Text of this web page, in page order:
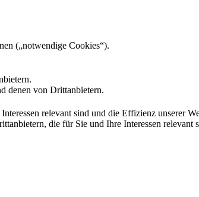
(„notwendige Cookies“).
denen von Drittanbietern.
relevant sind und die Effizienz unserer
die für Sie und Ihre Interessen relevant